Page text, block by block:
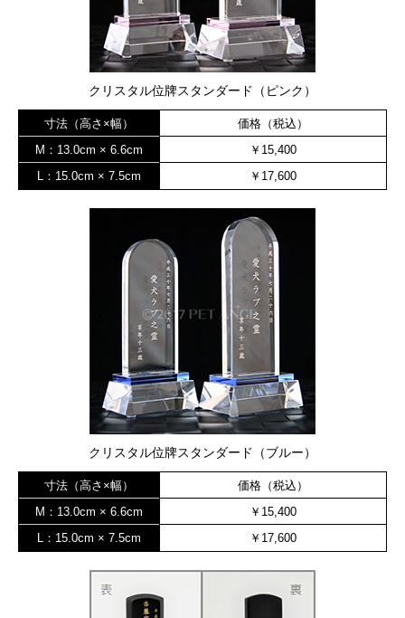
クリスタル位牌スタンダード（ピンク）
寸法（高さ×幅）
価格（税込）
M：13.0cm × 6.6cm
￥15,400
L：15.0cm × 7.5cm
￥17,600
クリスタル位牌スタンダード（ブルー）
寸法（高さ×幅）
価格（税込）
M：13.0cm × 6.6cm
￥15,400
L：15.0cm × 7.5cm
￥17,600